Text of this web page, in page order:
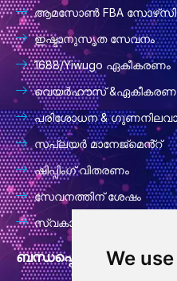
We
ആമസോൺ FBA
ഇഷ്ടാനുസൃത സേവനം
1688/Yiwugo ഏകീകരണം
വെയർഹൗസ്
പരിശോധന &
സപ്ലയർ മാനേജ്മെൻ്റ്
ഷിപ്പിംഗ് വിതരണം
സേവനത്തിന് ശേഷം
സ്വകാര്യതാ നയം
ബന്ധപ്പെടാനുള്ള